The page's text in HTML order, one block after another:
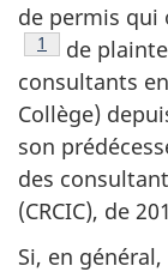
de permis qui
Note de bas de
1
de
consultants
Collège)
son
des
(CRCIC), de
Si, en